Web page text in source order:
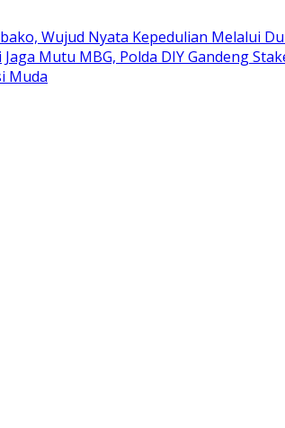
Wujud Nyata Kepedulian Melalui
Jaga Mutu MBG, Polda DIY Gandeng
Muda